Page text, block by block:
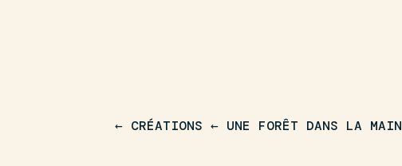
← CRÉATIONS← UNE FORÊT DANS LA MAIN